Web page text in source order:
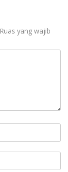
Ruas yang wajib